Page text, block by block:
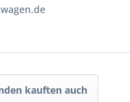
kauften auch